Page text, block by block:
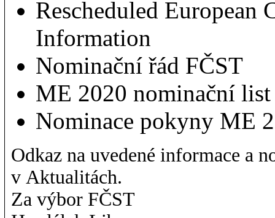
Rescheduled European
Information
Nominační řád FČST
ME 2020 nominační
Nominace pokyny ME
Odkaz na uvedené informace a
v Aktualitách.
Za výbor FČST